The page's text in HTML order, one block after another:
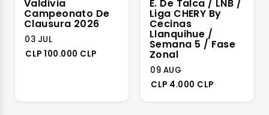
Valdivia
Campeonato De
Clausura 2026
03 JUL
CLP 100.000 CLP
E. De Talca / LNB /
Liga CHERY By
Cecinas
Llanquihue /
Semana 5 / Fase
Zonal
09 AUG
CLP 4.000 CLP